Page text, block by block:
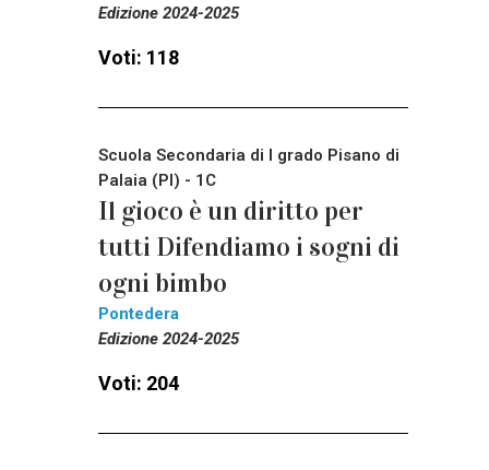
Edizione 2024-2025
Voti: 118
Scuola Secondaria di I grado Pisano di
Palaia (PI) - 1C
Il gioco è un diritto per
tutti Difendiamo i sogni di
ogni bimbo
Pontedera
Edizione 2024-2025
Voti: 204